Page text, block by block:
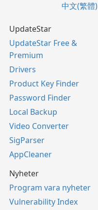
中文(繁體)
UpdateStar
UpdateStar Free &
Premium
Drivers
Product Key Finder
Password Finder
Local Backup
Video Converter
SigParser
AppCleaner
Nyheter
Program vara nyheter
Vulnerability Index